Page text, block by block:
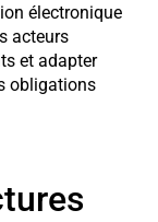
électronique
acteurs
et adapter
obligations